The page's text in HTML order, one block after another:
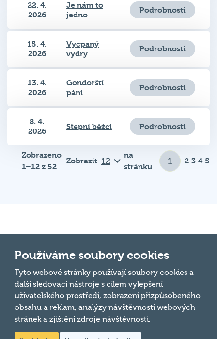
22. 4.
2026
Je nám to
jedno
Podrobnosti
15. 4.
2026
Vycpaný
vydry
Podrobnosti
13. 4.
2026
Gondorští
páni
Podrobnosti
8. 4.
2026
Stepní běžci Podrobnosti
Zobrazeno
1–12 z 52
Zobrazit
na
stránku
2 3 4 5
Hospodský
kvíz
je týmová
vědomostní
Důležité odkazy
Pravidla kvízu
Chci hrát
Chci kvíz ve svém podniku
Chci moderovat
Používáme soubory cookies
Tyto webové stránky používají soubory cookies a
další sledovací nástroje s cílem vylepšení
uživatelského prostředí, zobrazení přizpůsobeného
obsahu a reklam, analýzy návštěvnosti webových
stránek a zjištění zdroje návštěvnosti.